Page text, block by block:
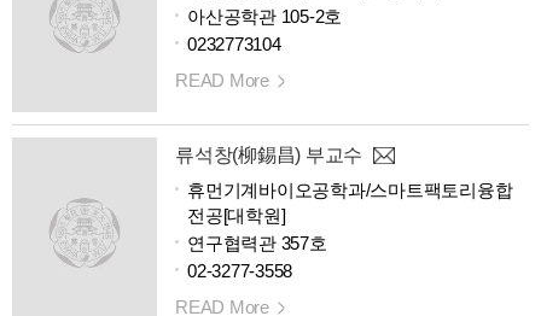
아산공학관 105-2호
0232773104
READ More
류석창(柳錫昌) 부교수
휴먼기계바이오공학과/스마트팩토리융합
전공[대학원]
연구협력관 357호
02-3277-3558
READ More